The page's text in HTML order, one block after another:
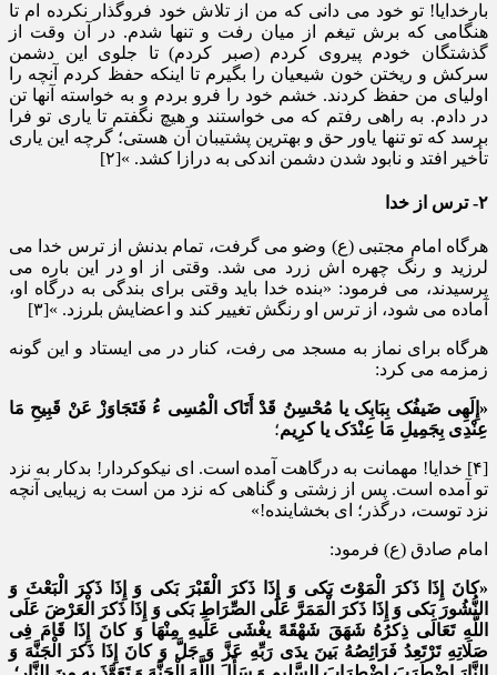
بارخدایا! تو خود می دانی که من از تلاش خود فروگذار نکرده ام تا
هنگامی که برش تیغم از میان رفت و تنها شدم. در آن وقت از
گذشتگان خودم پیروی کردم (صبر کردم) تا جلوی این دشمن
سرکش و ریختن خون شیعیان را بگیرم تا اینکه حفظ کردم آنچه را
اولیای من حفظ کردند. خشم خود را فرو بردم و به خواسته آنها تن
در دادم. به راهی رفتم که می خواستند و هیچ نگفتم تا یاری تو فرا
برسد که تو تنها یاور حق و بهترین پشتیبان آن هستی؛ گرچه این یاری
تأخیر افتد و نابود شدن دشمن اندکی به درازا کشد. »[۲]
۲- ترس از خدا
هرگاه امام مجتبی (ع) وضو می گرفت، تمام بدنش از ترس خدا می
لرزید و رنگ چهره اش زرد می شد. وقتی از او در این باره می
پرسیدند، می فرمود: «بنده خدا باید وقتی برای بندگی به درگاه او،
آماده می شود، از ترس او رنگش تغییر کند و اعضایش بلرزد. »[۳]
هرگاه برای نماز به مسجد می رفت، کنار در می ایستاد و این گونه
زمزمه می کرد:
«إِلَهِی ضَیفُک بِبَابِک یا مُحْسِنُ قَدْ أَتَاک الْمُسِی ءُ فَتَجَاوَزْ عَنْ قَبِیحِ مَا
عِنْدِی بِجَمِیلِ مَا عِنْدَک یا کرِیم؛
[۴] خدایا! مهمانت به درگاهت آمده است. ای نیکوکردار! بدکار به نزد
تو آمده است. پس از زشتی و گناهی که نزد من است به زیبایی آنچه
نزد توست، درگذر؛ ای بخشاینده!»
امام صادق (ع) فرمود:
«کانَ إِذَا ذَکرَ الْمَوْتَ بَکی وَ إِذَا ذَکرَ الْقَبْرَ بَکی وَ إِذَا ذَکرَ الْبَعْثَ وَ
النُّشُورَ بَکی وَ إِذَا ذَکرَ الْمَمَرَّ عَلَی الصِّرَاطِ بَکی وَ إِذَا ذَکرَ الْعَرْضَ عَلَی
اللَّهِ تَعَالَی ذِکرُهُ شَهَقَ شَهْقَهً یغْشَی عَلَیهِ مِنْهَا وَ کانَ إِذَا قَامَ فِی
صَلَاتِهِ تَرْتَعِدُ فَرَائِصُهُ بَینَ یدَی رَبِّهِ عَزَّ وَ جَلَّ وَ کانَ إِذَا ذَکرَ الْجَنَّهَ وَ